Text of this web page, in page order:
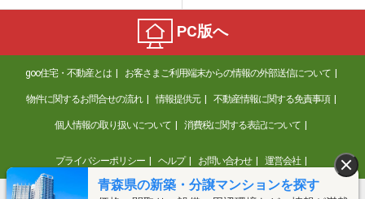
青森県の新築・分譲マンションを探す
PC版へ
goo住宅・不動産とは お客さまご利用端末からの情報の外部送信について
物件に関するお問合せの流れ 情報提供元 不動産情報に関する免責事項
個人情報の取り扱いについて 消費税に関する表記について
プライバシーポリシー ヘルプ お問い合わせ 運営会社